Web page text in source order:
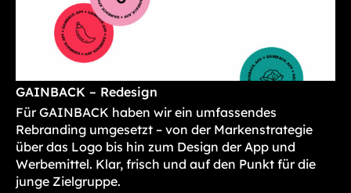
GAINBACK – Redesign
Für GAINBACK haben wir ein umfassendes
Rebranding umgesetzt – von der Markenstrategie
über das Logo bis hin zum Design der App und
Werbemittel. Klar, frisch und auf den Punkt für die
junge Zielgruppe.